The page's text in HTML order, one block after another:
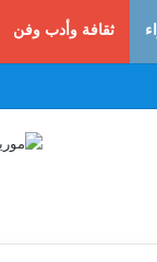
ثقافة وأدب وفن
اليمنية تستهدف